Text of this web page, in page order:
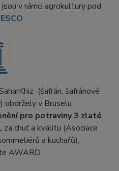
jsou v rámci agrokultury pod
(šafrán, šafránové
obdržely v Bruselu
pro potraviny3 zlaté
za chuť a kvalitu (Asociace
a kuchařů),
AWARD